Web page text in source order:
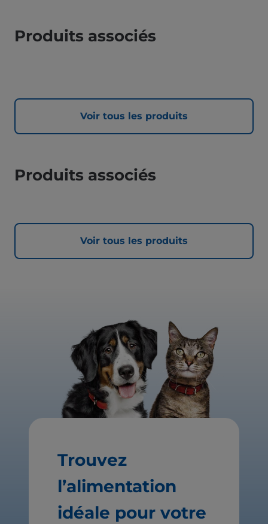
Produits associés
Voir tous les produits
Produits associés
Voir tous les produits
Trouvez
l’alimentation
idéale pour votre